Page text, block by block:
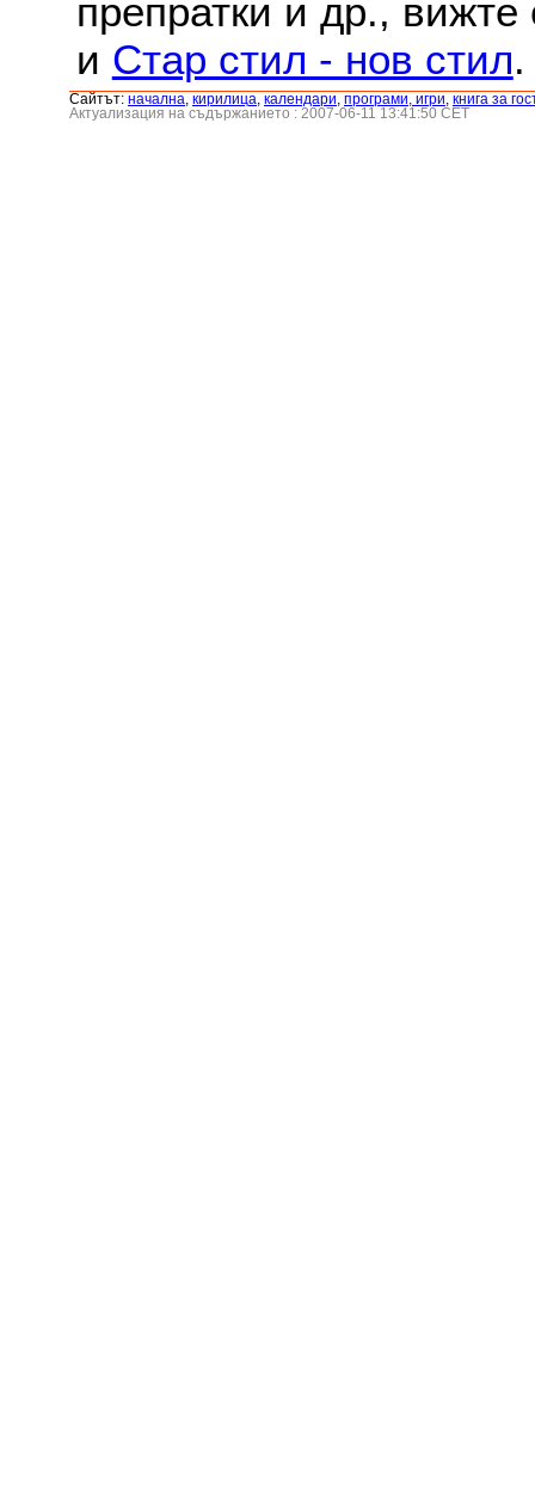
препратки и др.,
и Стар стил - нов стил.
Сайтът: началнa кирилица календари програми, игри книга за
Актуализация на съдържанието : 2007-06-11 13:41:50 CET